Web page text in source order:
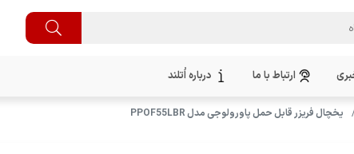
ارتباط با ما درباره اُتلند
یخچال فریزر قابل حمل پاورولوجی مدل PPOF55LBR